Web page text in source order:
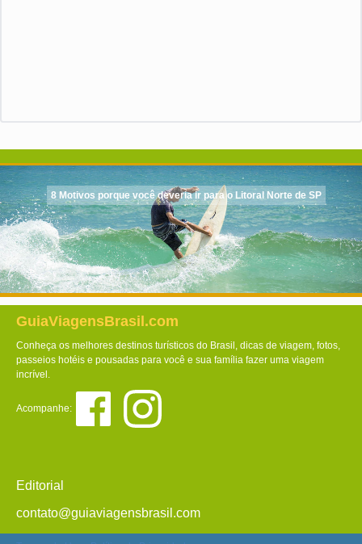
8 Motivos porque você deveria ir para o Litoral Norte de SP
GuiaViagensBrasil.com
Conheça os melhores destinos turísticos do Brasil, dicas de viagem, fotos,
passeios hotéis e pousadas para você e sua família fazer uma viagem
incrível.
Acompanhe:
Editorial
contato@guiaviagensbrasil.com